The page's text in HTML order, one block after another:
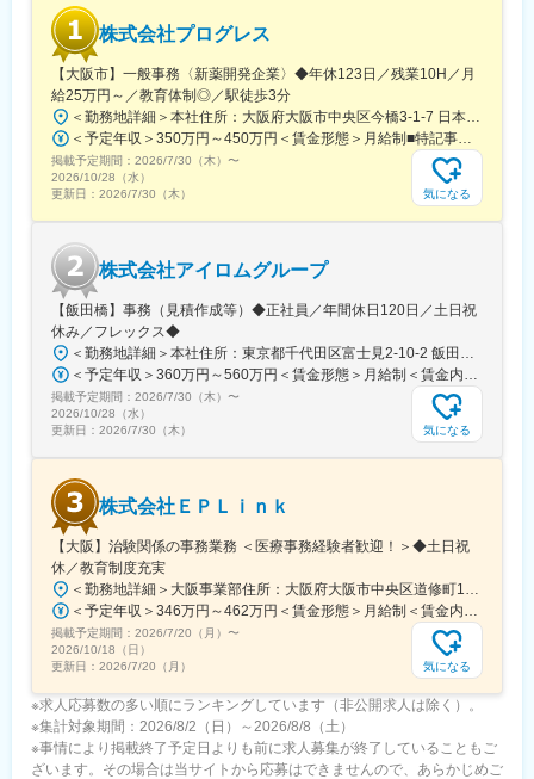
■基礎研修が充実：
入社後1か月は研修期間となります。ビジネスマナーやPCスキル
研修が入社後研修としてあり、PC慣れしていない方も安心してご
入社いただけます。
■配属後も丁寧なフォロー：
現場配属後は、OJTで独り立ちまでサポートその後も定期的なフ
ォローアップ研修や、専門性を高める継続研修、階層別研修など
様々な研修をご用意しています。
・スーパーフレックスタイム制を導入しており、社員自身が業務
のスケジュールに合わせて始業、就業時間を決めることができま
す。
・5日間のリフレッシュ休暇制度や、時間単位で取得できる有給休
暇。
・産前産後休暇（妊娠中時短勤務あり）、子供が3歳になるまで取
得できる育児休業、
復帰後は短時間勤務制度の利用も可能。
※育児休業から復帰し3ヶ月後に、育児補助支援金を給付。
変更の範囲：会社の定める業務
株式会社プログレス
【大阪市】一般事務〈新薬開発企業〉◆年休123日／残業10H／月
給25万円～／教育体制◎／駅徒歩3分
＜勤務地詳細＞本社住所：大阪府大阪市中央区今橋3-1-7 日本生命今橋ビル受動喫煙対策：屋内全面禁煙変更の範囲：無
＜予定年収＞350万円～450万円＜賃金形態＞月給制■特記事項なし＜賃金内訳＞月額（基本給）：232,000円～260,000円固定残業手当/月：18,000円～20,000円（固定残業時間10時間0分/月）超過した時間外労働の残業手当は追加支給＜月給＞250,000円～280,000円（一律手当を含む）＜昇給有無＞有＜残業手当＞有＜給与補足＞■賞与（年4回）：初年度0.7か月分、2年目以降1.4か月（変動有）■昇給（年1回以上）＊通勤手当（全額）＊住宅手当＊習い事支援手当 （社員が契約した習い事を上限7,000円として80％を支給）＊医療費補助手当 （社員とその両親の保険診療の医療費の自己負担額の50％を支給）賃金はあくまでも目安の金額であり、選考を通じて上下する可能性があります。月給(月額)は固定手当を含めた表記です。
掲載予定期間： 2026/7/30（木） 〜
2026/10/28（水）
更新日： 2026/7/30（木） 気になる
株式会社アイロムグループ
【飯田橋】事務（見積作成等）◆正社員／年間休日120日／土日祝
休み／フレックス◆
＜勤務地詳細＞本社住所：東京都千代田区富士見2-10-2 飯田橋グラン・ブルーム勤務地最寄駅：各線／飯田橋駅受動喫煙対策：屋内全面禁煙
＜予定年収＞360万円～560万円＜賃金形態＞月給制＜賃金内訳＞月額（基本給）：290,000円～350,000円＜月給＞290,000円～350,000円＜昇給有無＞有＜残業手当＞有＜給与補足＞※詳細は、能力・経験に応じて決定します。■昇給：年1回■賞与：年2回（但し、決算賞与追加支給にて年3回の実績有）賃金はあくまでも目安の金額であり、選考を通じて上下する可能性があります。月給(月額)は固定手当を含めた表記です。
掲載予定期間： 2026/7/30（木） 〜
2026/10/28（水）
更新日： 2026/7/30（木） 気になる
株式会社ＥＰＬｉｎｋ
【大阪】治験関係の事務業務 ＜医療事務経験者歓迎！＞◆土日祝
休／教育制度充実
＜勤務地詳細＞大阪事業部住所：大阪府大阪市中央区道修町1-5-18 朝日生命道修町ビル3階勤務地最寄駅：大阪市営堺筋線／北浜駅受動喫煙対策：敷地内全面禁煙変更の範囲：会社の定める事業所
＜予定年収＞346万円～462万円＜賃金形態＞月給制＜賃金内訳＞月額（基本給）：210,500円～277,900円その他固定手当/月：8,000円～15,000円＜月給＞218,500円～292,900円＜昇給有無＞有＜残業手当＞有＜給与補足＞前職・経験を考慮の上、決定致します。■年収内訳＝基本給×12ヶ月＋賞与（基本給×4ヶ月)■賞与：年2回（6月、12月）／昇給：年1回（10月）※業績に応じ、決算賞与（秋季賞与）支給の場合あり（10月）■時間外・休日出勤手当等の割増賃金は別途支給賃金はあくまでも目安の金額であり、選考を通じて上下する可能性があります。月給(月額)は固定手当を含めた表記です。
掲載予定期間： 2026/7/20（月） 〜
2026/10/18（日）
更新日： 2026/7/20（月） 気になる
※求人応募数の多い順にランキングしています（非公開求人は除く）。
※集計対象期間：2026/8/2（日）～2026/8/8（土）
※事情により掲載終了予定日よりも前に求人募集が終了していることもご
ざいます。その場合は当サイトから応募はできませんので、あらかじめご